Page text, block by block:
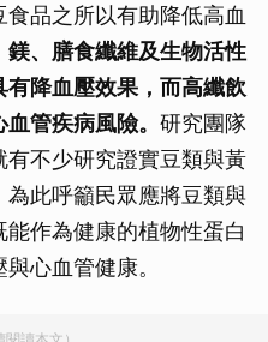
品之所以有助降低高血
、膳食纖維及生物活性
降血壓效果，而高纖飲
管疾病風險。 研究團隊
不少研究證實豆類與黃
此呼籲民眾應將豆類與
作為健康的植物性蛋白
心血管健康。